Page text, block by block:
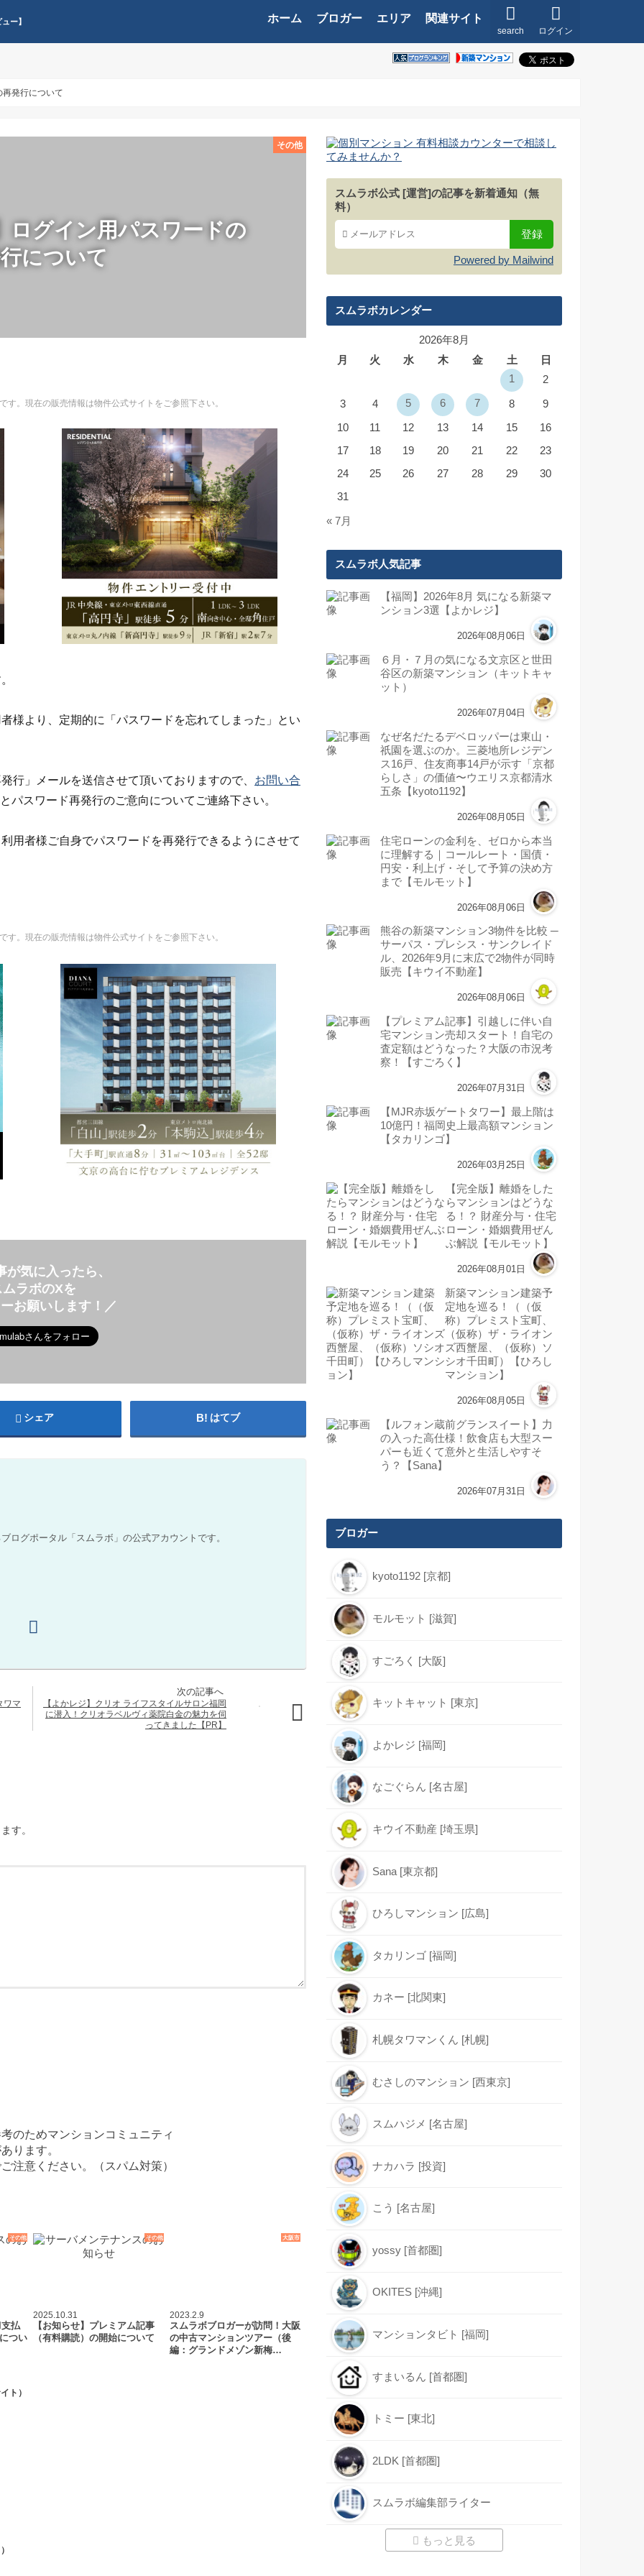
ー】
ログイン
search
ホーム ブロガー エリア 関連サイト
発行について
ログイン用パスワードの
について
その他
。現在の販売情報は物件公式サイトをご参照下さい。
様より、定期的に「パスワードを忘れてしまった」とい
行」メールを送信させて頂いておりますので、 お問い合
パスワード再発行のご意向についてご連絡下さい。
用者様ご自身でパスワードを再発行できるようにさせて
。現在の販売情報は物件公式サイトをご参照下さい。
が気に入ったら、
ムラボのXを
お願いします！／
シェア はてブ
ログポータル「スムラボ」の公式アカウントです。
ワマ
【よかレジ】クリオ ライフスタイルサロン福岡
に潜入！クリオラベルヴィ薬院白金の魅力を伺
ってきました【PR】
す。
のためマンションコミュニティ
ります。
注意ください。（スパム対策）
その他
払
つい
その他
2025.10.31
【お知らせ】プレミアム記事
（有料購読）の開始について
大阪市
2023.2.9
スムラボブロガーが訪問！大阪
の中古マンションツアー（後
編：グランドメゾン新梅…
ト）
スムラボ公式 [運営]の記事を新着通知（無
料）
Powered by Mailwind
スムラボカレンダー
2026年8月
月
火 水 木 金 土
日
1
2
3 4 5 6 7 8 9
10 11 12 13 14 15
16
17
18 19 20 21 22
23
24
25 26 27 28 29
30
31
« 7月
スムラボ人気記事
【福岡】2026年8月 気になる新築マ
ンション3選【よかレジ】
2026年08月06日
６月・７月の気になる文京区と世田
谷区の新築マンション（キットキャ
ット）
2026年07月04日
なぜ名だたるデベロッパーは東山・
祇園を選ぶのか。三菱地所レジデン
ス16戸、住友商事14戸が示す「京都
らしさ」の価値〜ウエリス京都清水
五条【kyoto1192】
2026年08月05日
住宅ローンの金利を、ゼロから本当
に理解する｜コールレート・国債・
円安・利上げ・そして予算の決め方
まで【モルモット】
2026年08月06日
熊谷の新築マンション3物件を比較 ─
サーパス・プレシス・サンクレイド
ル、2026年9月に末広で2物件が同時
販売【キウイ不動産】
2026年08月06日
【プレミアム記事】引越しに伴い自
宅マンション売却スタート！自宅の
査定額はどうなった？大阪の市況考
察！【すごろく】
2026年07月31日
【MJR赤坂ゲートタワー】最上階は
10億円！福岡史上最高額マンション
【タカリンゴ】
2026年03月25日
【完全版】離婚をした
らマンションはどうな
る！？ 財産分与・住宅
ローン・婚姻費用ぜん
ぶ解説【モルモット】
2026年08月01日
新築マンション建築予
定地を巡る！（（仮
称）プレミスト宝町、
（仮称）ザ・ライオン
ズ西蟹屋、（仮称）ソ
シオ千田町）【ひろし
マンション】
2026年08月05日
【ルフォン蔵前グランスイート】力
の入った高仕様！飲食店も大型スー
パーも近くて意外と生活しやすそ
う？【Sana】
2026年07月31日
ブロガー
kyoto1192 [京都]
モルモット [滋賀]
すごろく [大阪]
キットキャット [東京]
よかレジ [福岡]
なごぐらん [名古屋]
キウイ不動産 [埼玉県]
Sana [東京都]
ひろしマンション [広島]
タカリンゴ [福岡]
カネー [北関東]
札幌タワマンくん [札幌]
むさしのマンション [西東京]
スムハジメ [名古屋]
ナカハラ [投資]
こう [名古屋]
yossy [首都圏]
OKITES [沖縄]
マンションタビト [福岡]
すまいるん [首都圏]
トミー [東北]
2LDK [首都圏]
スムラボ編集部ライター
もっと見る